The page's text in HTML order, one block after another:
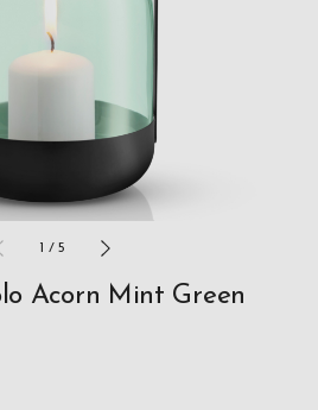
1 /5
Acorn Mint Green